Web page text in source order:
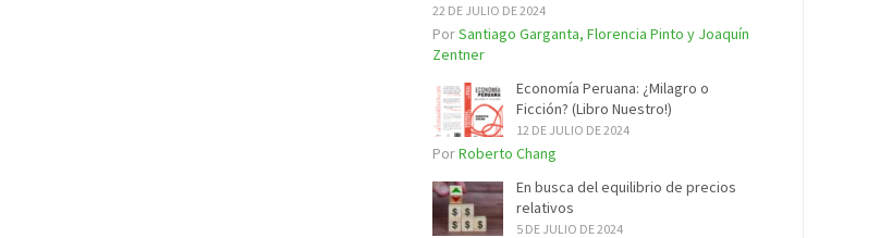
22 DE JULIO DE 2024
PorSantiago Garganta, Florencia Pinto y Joaquín
Zentner
Economía Peruana: ¿Milagro o
Ficción? (Libro Nuestro!)
12 DE JULIO DE 2024
PorRoberto Chang
En busca del equilibrio de precios
relativos
5 DE JULIO DE 2024